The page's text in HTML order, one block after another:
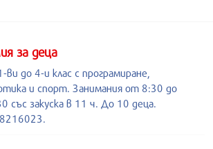
за деца
ви до 4-и клас с програмиране,
и спорт. Занимания от 8:30 до
със закуска в 11 ч. До 10 деца.